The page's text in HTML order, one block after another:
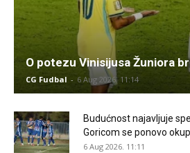
O potezu Vinisijusa Žuniora
CG Fudbal - 6 Aug 2026. 11:14
Budućnost najavljuje
Goricom se ponovo
6 Aug 2026. 11:11